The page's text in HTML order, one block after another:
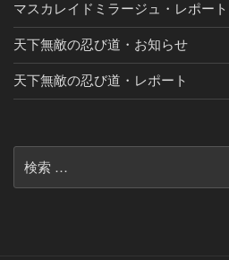
マスカレイドミラージュ・レポート
天下無敵の忍び道・お知らせ
天下無敵の忍び道・レポート
索: